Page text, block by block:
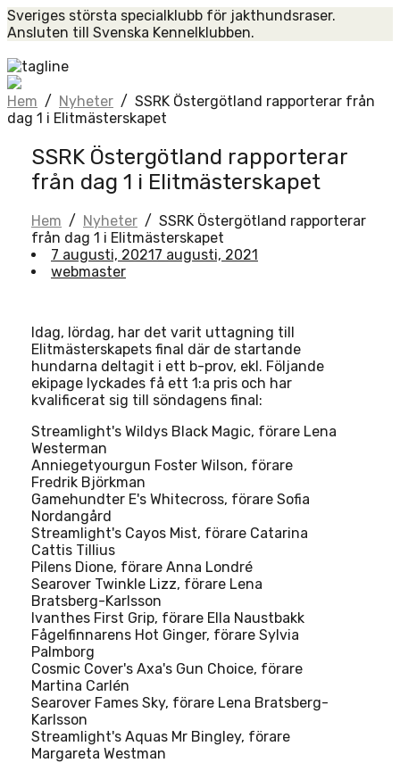
Skip
to
Sveriges största specialklubb för jakthundsraser.
Ansluten till Svenska Kennelklubben.
Hem / Nyheter / SSRK Östergötland rapporterar från
dag 1 i Elitmästerskapet
SSRK Östergötland rapporterar
från dag 1 i Elitmästerskapet
Hem / Nyheter / SSRK Östergötland rapporterar
från dag 1 i Elitmästerskapet
7 augusti, 20217 augusti, 2021
webmaster
Idag, lördag, har det varit uttagning till
Elitmästerskapets final där de startande
hundarna deltagit i ett b-prov, ekl. Följande
ekipage lyckades få ett 1:a pris och har
kvalificerat sig till söndagens final:
Streamlight's Wildys Black Magic, förare Lena
Westerman
Anniegetyourgun Foster Wilson, förare
Fredrik Björkman
Gamehundter E's Whitecross, förare Sofia
Nordangård
Streamlight's Cayos Mist, förare Catarina
Cattis Tillius
Pilens Dione, förare Anna Londré
Searover Twinkle Lizz, förare Lena
Bratsberg-Karlsson
Ivanthes First Grip, förare Ella Naustbakk
Fågelfinnarens Hot Ginger, förare Sylvia
Palmborg
Cosmic Cover's Axa's Gun Choice, förare
Martina Carlén
Searover Fames Sky, förare Lena Bratsberg-
Karlsson
Streamlight's Aquas Mr Bingley, förare
Margareta Westman